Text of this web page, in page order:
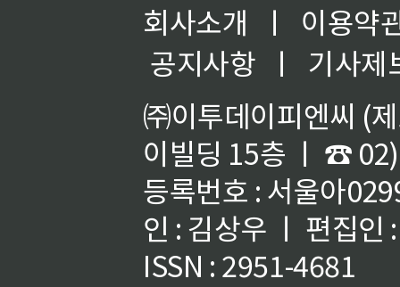
회사소개 ㅣ
이용약
공지사항
ㅣ
기사제
㈜이투데이피엔씨 (
이빌딩 15층 ㅣ ☎
등록번호 : 서울아
인 : 김상우 ㅣ 편집인
ISSN : 2951-4681